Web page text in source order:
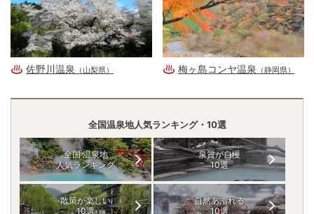
佐野川温泉 （山梨県） 梅ヶ島コンヤ温泉 （静岡県）
全国温泉地人気ランキング・10選
全国 温泉地
人気ランキング
泉質が自慢
10選
散策が楽しい
10選
自然あふれる
10選